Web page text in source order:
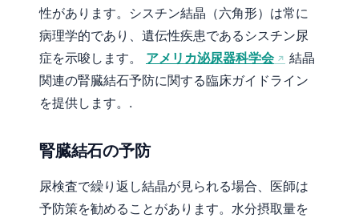
性があります。シスチン結晶（六角形）は常に
病理学的であり、遺伝性疾患であるシスチン尿
症を示唆します。 アメリカ泌尿器科学会
結晶
関連の腎臓結石予防に関する臨床ガイドライン
を提供します。.
腎臓結石の予防
尿検査で繰り返し結晶が見られる場合、医師は
予防策を勧めることがあります。水分摂取量を
Кыргызча
Татар теле
Беларуская мова
Frysk
Ślōnskŏ gŏdka
Norsk bokmål